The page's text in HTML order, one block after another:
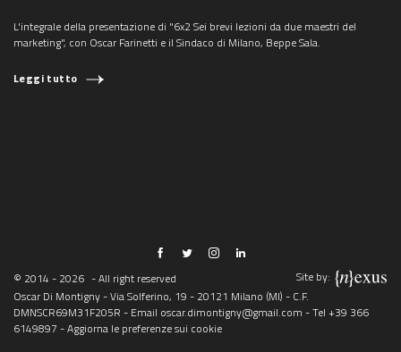
L'integrale della presentazione di "6x2 Sei brevi lezioni da due maestri del
marketing", con Oscar Farinetti e il Sindaco di Milano, Beppe Sala.
Leggi tutto
© 2014 - 2026 - All right reserved
Site by:
Oscar Di Montigny - Via Solferino, 19 - 20121 Milano (MI) - C.F.
DMNSCR69M31F205R - Email oscar.dimontigny@gmail.com - Tel +39 366
6149897 -Aggiorna le preferenze sui cookie